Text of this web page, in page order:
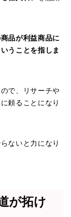
品が利益商品に
うことを指しま
で、リサーチや
頼ることになり
ないと力になり
が拓け